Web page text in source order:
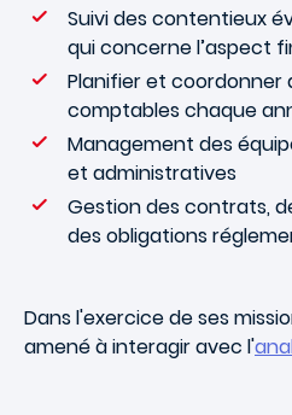
Suivi des contentieux
qui concerne l’aspect
Planifier et coordonner
comptables chaque
Management des
et administratives
Gestion des contrats,
des obligations
Dans l'exercice de ses
amené à interagir avec l'